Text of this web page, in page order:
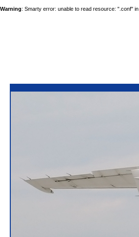
Warning: Smarty error: unable to read resource: ".conf" in